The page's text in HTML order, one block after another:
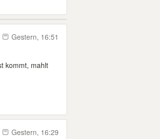
Gestern, 16:51
kommt, mahlt
Gestern, 16:29